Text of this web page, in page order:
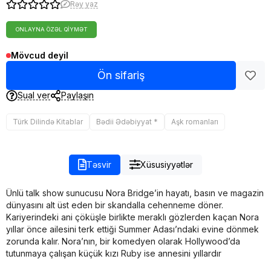
Rəy yaz
ONLAYNA ÖZƏL QIYMƏT
Mövcud deyil
Ön sifariş
Sual ver Paylaşın
Türk Dilində Kitablar Bədii Ədəbiyyat * Aşk romanları
Təsvir Xüsusiyyətlər
Ünlü talk show sunucusu Nora Bridge’in hayatı, basın ve magazin
dünyasını alt üst eden bir skandalla cehenneme döner.
Kariyerindeki ani çöküşle birlikte meraklı gözlerden kaçan Nora
yıllar önce ailesini terk ettiği Summer Adası’ndaki evine dönmek
zorunda kalır. Nora’nın, bir komedyen olarak Hollywood’da
tutunmaya çalışan küçük kızı Ruby ise annesini yıllardır